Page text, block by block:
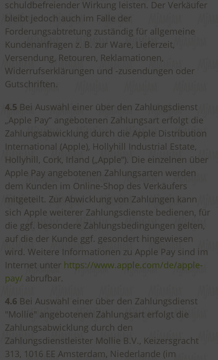
schuldbefreiender Wirkung leisten. Der Verkäufer
bleibt jedoch auch im Falle der
Forderungsabtretung zuständig für allgemeine
Kundenanfragen z. B. zur Ware, Lieferzeit,
Versendung, Retouren, Reklamationen,
Widerrufserklärungen und -zusendungen oder
Gutschriften.
4.5 Bei Auswahl einer über den Zahlungsdienst
„Apple Pay“ angebotenen Zahlungsart erfolgt die
Zahlungsabwicklung durch die Apple Distribution
International (Apple), Hollyhill Industrial Estate,
Hollyhill, Cork, Irland („Apple“). Die einzelnen über
Apple Pay angebotenen Zahlungsarten werden
dem Kunden im Online-Shop des Verkäufers
mitgeteilt. Zur Abwicklung von Zahlungen kann
sich Apple weiterer Zahlungsdienste bedienen, für
die ggf. besondere Zahlungsbedingungen gelten,
auf die der Kunde ggf. gesondert hingewiesen
wird. Weitere Informationen zu Apple Pay sind im
Internet unter https://www.apple.com/de/apple-
pay/ abrufbar.
4.6 Bei Auswahl einer über den Zahlungsdienst
"Mollie" angebotenen Zahlungsart erfolgt die
Zahlungsabwicklung durch den
Zahlungsdienstleister Mollie B.V., Keizersgracht
313, 1016 EE Amsterdam, Niederlande (im